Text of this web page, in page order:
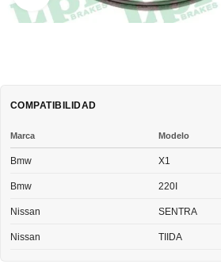
COMPATIBILIDAD
Marca Modelo
Bmw X1
Bmw 220I
Nissan SENTRA
Nissan TIIDA